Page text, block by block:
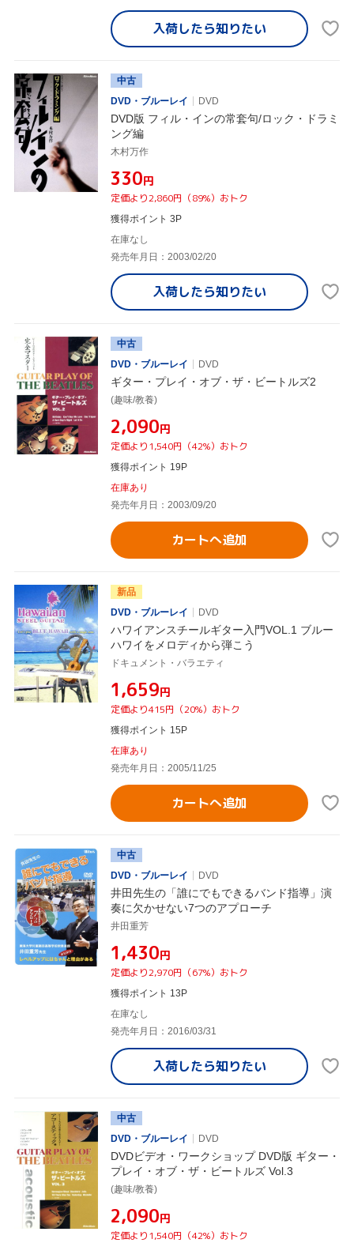
入荷したら知りたい
中古
DVD・ブルーレイ
DVD
DVD版 フィル・インの常套句/ロック・ドラミ
ング編
木村万作
¥330円
定価より2,860円（89%）おトク
獲得ポイント 3P
在庫なし
発売年月日：2003/02/20
入荷したら知りたい
中古
DVD・ブルーレイ
DVD
ギター・プレイ・オブ・ザ・ビートルズ2
(趣味/教養)
¥2,090円
定価より1,540円（42%）おトク
獲得ポイント 19P
在庫あり
発売年月日：2003/09/20
カートへ追加
新品
DVD・ブルーレイ
DVD
ハワイアンスチールギター入門VOL.1 ブルー
ハワイをメロディから弾こう
ドキュメント・バラエティ
¥1,659円
定価より415円（20%）おトク
獲得ポイント 15P
在庫あり
発売年月日：2005/11/25
カートへ追加
中古
DVD・ブルーレイ
DVD
井田先生の「誰にでもできるバンド指導」演
奏に欠かせない7つのアプローチ
井田重芳
¥1,430円
定価より2,970円（67%）おトク
獲得ポイント 13P
在庫なし
発売年月日：2016/03/31
入荷したら知りたい
中古
DVD・ブルーレイ
DVD
DVDビデオ・ワークショップ DVD版 ギター・
プレイ・オブ・ザ・ビートルズ Vol.3
(趣味/教養)
¥2,090円
定価より1,540円（42%）おトク